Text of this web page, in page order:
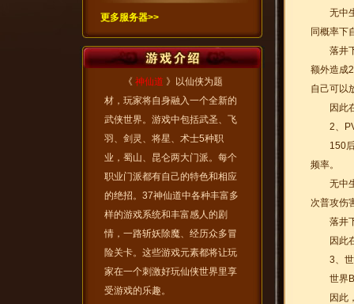
无中生
同概率下
落井下
额外造成
自己可以
因此在
2、
150后
频率。
无中生
次普攻伤
落井下
因此在
3、世
世界
因此，
更多服务器>>
《 神仙道 》以仙侠为题
材，玩家将自身融入一个全新的
武侠世界。游戏中包括武圣、飞
羽、剑灵、将星、术士5种职
业，蜀山、昆仑两大门派。每个
职业门派都有自己的特色和相应
的绝招。37神仙道中各种丰富多
样的游戏系统和丰富感人的剧
情，一路斩妖除魔、经历众多冒
险关卡。这些游戏元素都将让玩
家在一个刺激好玩仙侠世界里享
受游戏的乐趣。